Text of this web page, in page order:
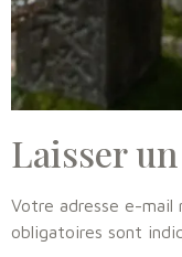
Laisser
Votre adresse e-mail
obligatoires sont